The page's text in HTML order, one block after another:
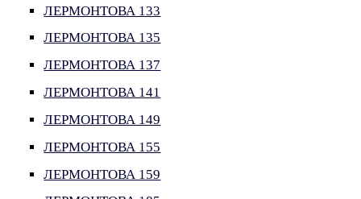
ЛЕРМОНТОВА 133
ЛЕРМОНТОВА 135
ЛЕРМОНТОВА 137
ЛЕРМОНТОВА 141
ЛЕРМОНТОВА 149
ЛЕРМОНТОВА 155
ЛЕРМОНТОВА 159